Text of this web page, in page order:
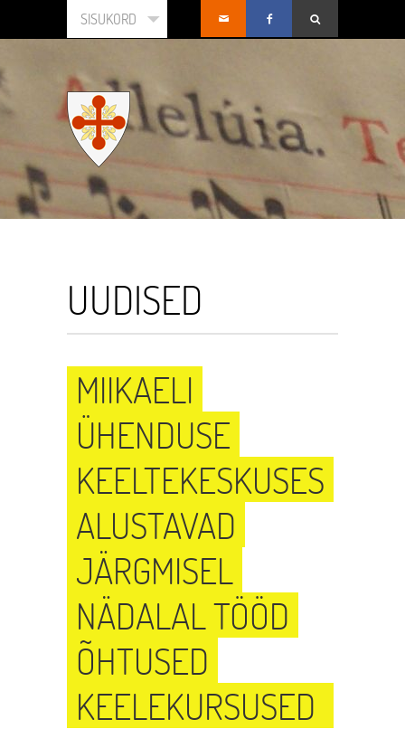
SISUKORD
UUDISED
MIIKAELI
ÜHENDUSE
KEELTEKESKUSES
ALUSTAVAD
JÄRGMISEL
NÄDALAL TÖÖD
ÕHTUSED
KEELEKURSUSED